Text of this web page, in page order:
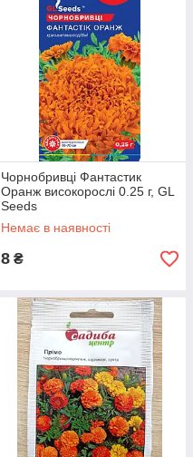
Чорнобривці Фантастик
Оранж високорослі 0.25 г, GL
Seeds
Немає в наявності
8 ₴